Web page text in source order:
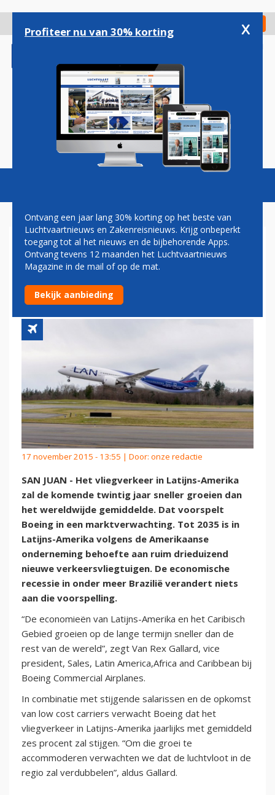
gaan
Check in
Magazine Podcasts Vacatures
BOEING: STERKE GROEI
LUCHTVERKEER IN LATIJNS-
AMERIKA
17 november 2015 - 13:55 | Door: onze redactie
SAN JUAN - Het vliegverkeer in Latijns-Amerika
zal de komende twintig jaar sneller groeien dan
het wereldwijde gemiddelde. Dat voorspelt
Boeing in een marktverwachting. Tot 2035 is in
Latijns-Amerika volgens de Amerikaanse
onderneming behoefte aan ruim drieduizend
nieuwe verkeersvliegtuigen. De economische
recessie in onder meer Brazilië verandert niets
aan die voorspelling.
“De economieën van Latijns-Amerika en het Caribisch
Gebied groeien op de lange termijn sneller dan de
rest van de wereld”, zegt Van Rex Gallard, vice
president, Sales, Latin America,Africa and Caribbean bij
Boeing Commercial Airplanes.
In combinatie met stijgende salarissen en de opkomst
van low cost carriers verwacht Boeing dat het
vliegverkeer in Latijns-Amerika jaarlijks met gemiddeld
zes procent zal stijgen. “Om die groei te
accommoderen verwachten we dat de luchtvloot in de
regio zal verdubbelen”, aldus Gallard.
Profiteer nu van 30% korting x
Ontvang een jaar lang 30% korting op het beste van
Luchtvaartnieuws en Zakenreisnieuws. Krijg onbeperkt
toegang tot al het nieuws en de bijbehorende Apps.
Ontvang tevens 12 maanden het Luchtvaartnieuws
Magazine in de mail of op de mat.
Bekijk aanbieding